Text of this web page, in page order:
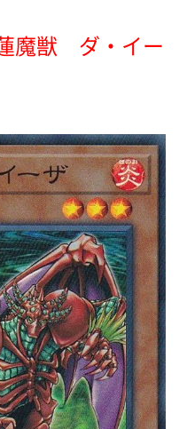
魔獣 ダ・イー